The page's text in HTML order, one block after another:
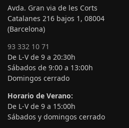
Avda. Gran via de les Corts
Catalanes 216 bajos 1, 08004
(Barcelona)
93 332 10 71
De L-V de 9 a 20:30h
Sábados de 9:00 a 13:00h
Domingos cerrado
Horario de Verano:
De L-V de 9 a 15:00h
Sábados y domingos cerrado